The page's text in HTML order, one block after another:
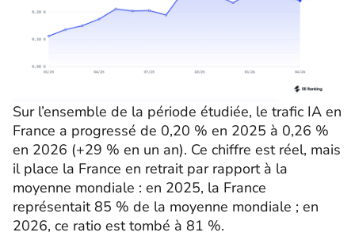
Sur l’ensemble de la période étudiée, le trafic IA en
France a progressé de 0,20 % en 2025 à 0,26 %
en 2026 (+29 % en un an). Ce chiffre est réel, mais
il place la France en retrait par rapport à la
moyenne mondiale : en 2025, la France
représentait 85 % de la moyenne mondiale ; en
2026, ce ratio est tombé à 81 %.